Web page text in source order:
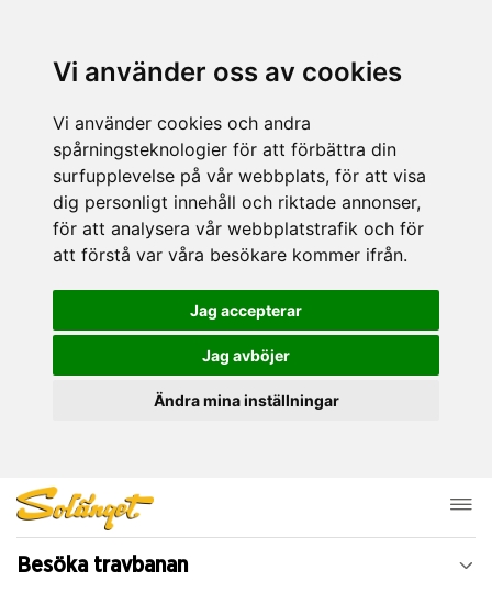
Vi använder oss av cookies
Vi använder cookies och andra
spårningsteknologier för att förbättra din
surfupplevelse på vår webbplats, för att visa
dig personligt innehåll och riktade annonser,
för att analysera vår webbplatstrafik och för
att förstå var våra besökare kommer ifrån.
Jag accepterar
Jag avböjer
Ändra mina inställningar
Besöka travbanan